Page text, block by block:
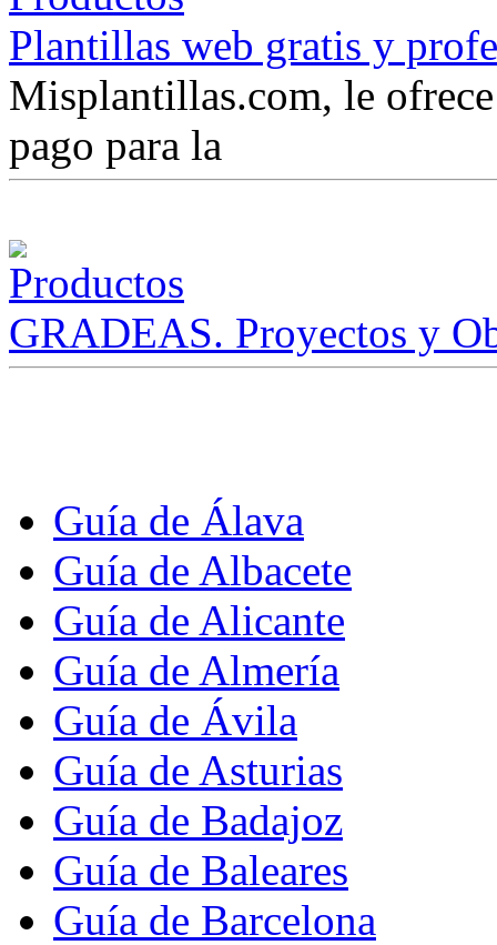
Plantillas web gratis y
Misplantillas.com, le
pago para la
GRADEAS. Proyectos y
Guía de Álava
Guía de Albacete
Guía de Alicante
Guía de Almería
Guía de Ávila
Guía de Asturias
Guía de Badajoz
Guía de Baleares
Guía de Barcelona